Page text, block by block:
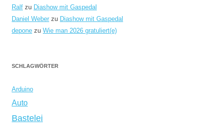
Ralf zu Diashow mit Gaspedal
Daniel Weber zu Diashow mit Gaspedal
depone zu Wie man 2026 gratuliert(e)
SCHLAGWÖRTER
Arduino
Auto
Bastelei